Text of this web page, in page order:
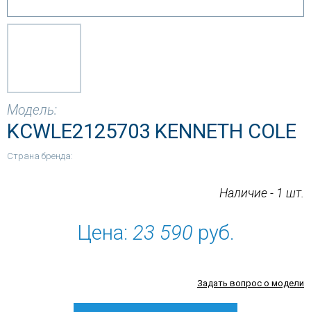
Модель:
KCWLE2125703 KENNETH COLE
Страна бренда:
Наличие - 1 шт.
Цена: 23 590 руб.
Задать вопрос о модели